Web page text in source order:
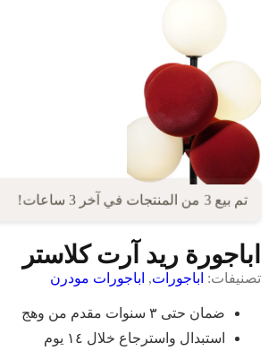
تم بيع 3 من المنتجات في آخر 3 ساعات!
اباجورة ريد آرت كلاستر
تصنيفات: اباجورات, اباجورات مودرن
ضمان حتى ٣ سنوات مقدم من وهج
استبدال واسترجاع خلال ١٤ يوم